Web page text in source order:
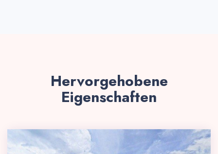
Hervorgehobene
Eigenschaften